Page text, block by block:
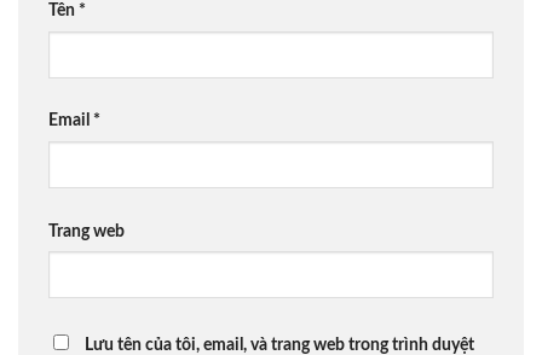
Tên *
Email *
Trang web
Lưu tên của tôi, email, và trang web trong trình duyệt